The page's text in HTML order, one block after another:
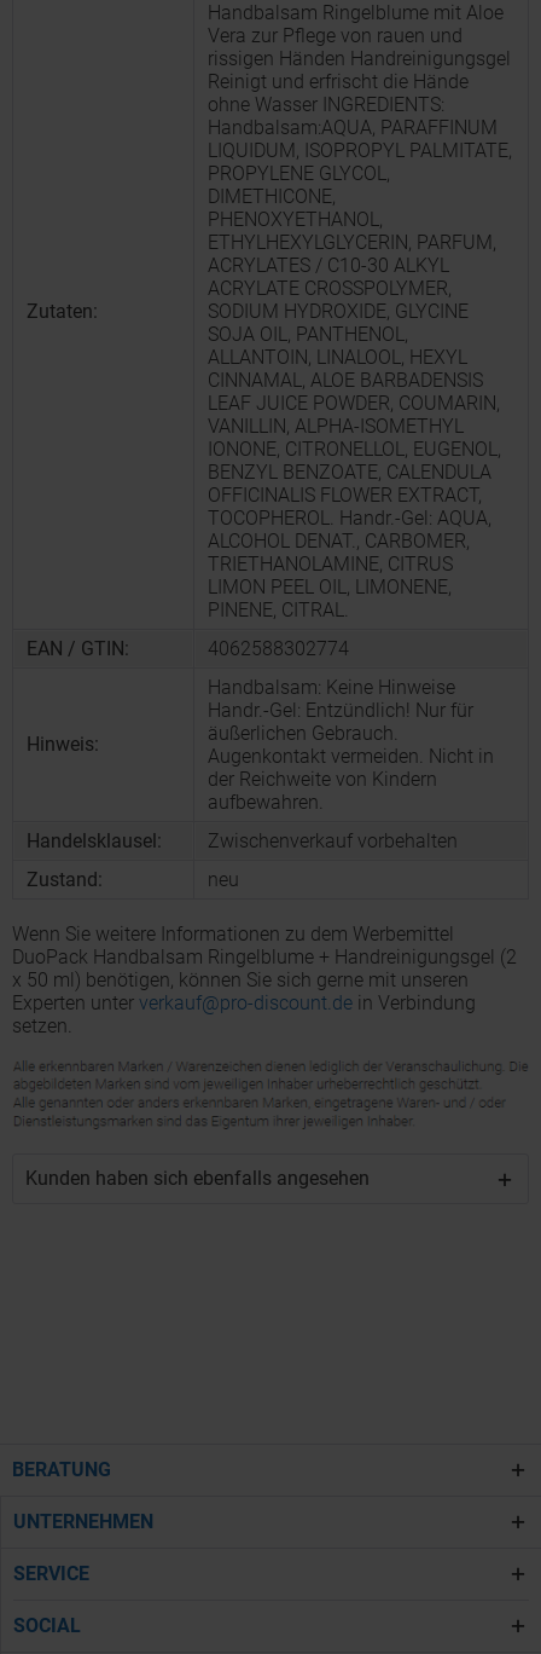
Zutaten:
Handbalsam Ringelblume mit Aloe
Vera zur Pflege von rauen und
rissigen Händen Handreinigungsgel
Reinigt und erfrischt die Hände
ohne Wasser INGREDIENTS:
Handbalsam:AQUA, PARAFFINUM
LIQUIDUM, ISOPROPYL PALMITATE,
PROPYLENE GLYCOL,
DIMETHICONE,
PHENOXYETHANOL,
ETHYLHEXYLGLYCERIN, PARFUM,
ACRYLATES / C10-30 ALKYL
ACRYLATE CROSSPOLYMER,
SODIUM HYDROXIDE, GLYCINE
SOJA OIL, PANTHENOL,
ALLANTOIN, LINALOOL, HEXYL
CINNAMAL, ALOE BARBADENSIS
LEAF JUICE POWDER, COUMARIN,
VANILLIN, ALPHA-ISOMETHYL
IONONE, CITRONELLOL, EUGENOL,
BENZYL BENZOATE, CALENDULA
OFFICINALIS FLOWER EXTRACT,
TOCOPHEROL. Handr.-Gel: AQUA,
ALCOHOL DENAT., CARBOMER,
TRIETHANOLAMINE, CITRUS
LIMON PEEL OIL, LIMONENE,
PINENE, CITRAL.
EAN / GTIN:
4062588302774
Hinweis:
Handbalsam: Keine Hinweise
Handr.-Gel: Entzündlich! Nur für
äußerlichen Gebrauch.
Augenkontakt vermeiden. Nicht in
der Reichweite von Kindern
aufbewahren.
Handelsklausel:
Zwischenverkauf vorbehalten
Zustand:
neu
Wenn Sie weitere Informationen zu dem Werbemittel
DuoPack Handbalsam Ringelblume + Handreinigungsgel (2
x 50 ml) benötigen, können Sie sich gerne mit unseren
Experten unter verkauf@pro-discount.de in Verbindung
setzen.
Kunden haben sich ebenfalls angesehen
BERATUNG
UNTERNEHMEN
SERVICE
SOCIAL